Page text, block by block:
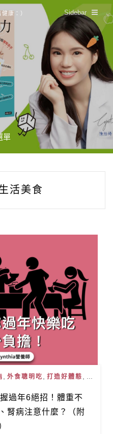
康：） Sidebar
單
活美食
外食聰明吃 打造好體態
過年6絕招！體重不
腎病注意什麼？（附